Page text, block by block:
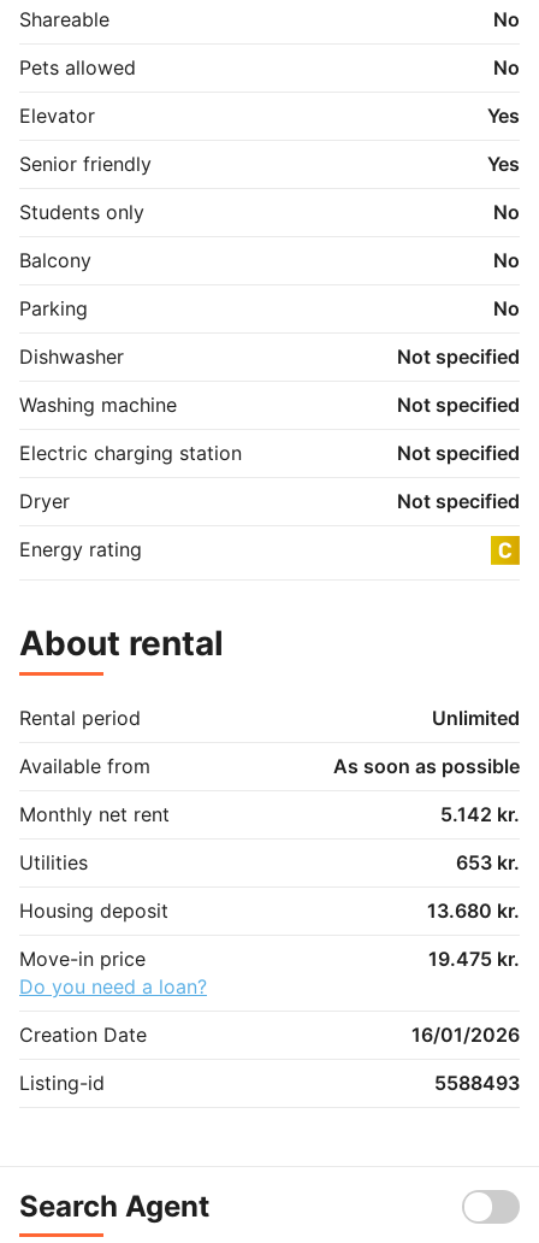
En ideel bolig for seniorer, der ønsker en tryg
Shareable
No
Pets allowed
No
Elevator
Yes
Senior friendly
Yes
Students only
No
Balcony
No
Parking
No
Dishwasher
Not specified
Washing machine
Not specified
Electric charging station
Not specified
Dryer
Not specified
Energy rating
About rental
Rental period
Unlimited
Available from
As soon as possible
Monthly net rent
5.142 kr.
Utilities
653 kr.
Housing deposit
13.680 kr.
Move-in price
19.475 kr.
Do you need a loan?
Creation Date
16/01/2026
Listing-id
5588493
Search Agent